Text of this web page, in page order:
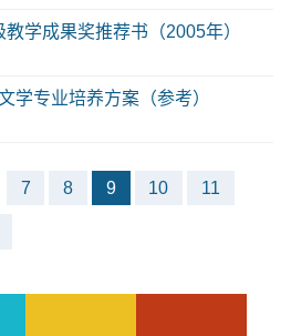
教学成果奖推荐书（2005年）
学专业培养方案（参考）
7 8 9 10 11